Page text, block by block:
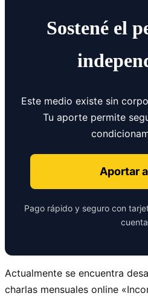
Sostené el
Este medio existe sin
Tu aporte permite
Aportar
Pago rápido y seguro con
Actualmente se encuentra
charlas mensuales online